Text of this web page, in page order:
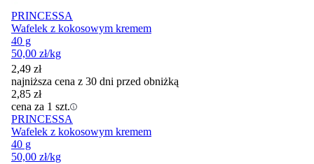
PRINCESSA
Wafelek z kokosowym kremem
40 g
50,00 zł/kg
2,49 zł
najniższa cena z 30 dni przed obniżką
2,85 zł
cena za 1 szt.
PRINCESSA
Wafelek z kokosowym kremem
40 g
50,00 zł/kg